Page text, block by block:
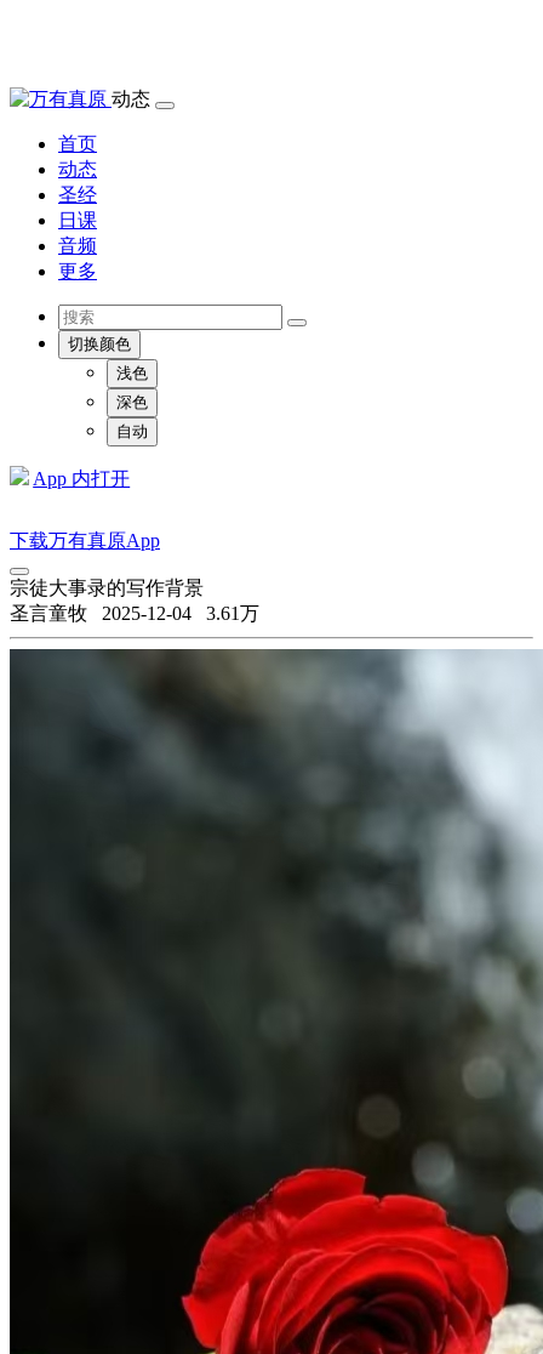
动态
首页
动态
圣经
日课
音频
更多
切换颜色
浅色
深色
自动
App 内打开
下载万有真原App
宗徒大事录的写作背景
圣言童牧 2025-12-04 3.61万